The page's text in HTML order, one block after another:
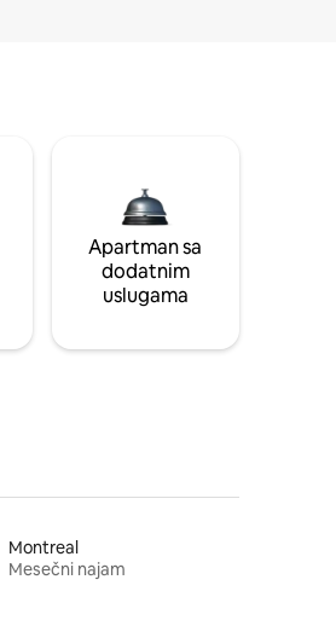
Apartman sa
dodatnim
uslugama
Montreal
Mesečni najam